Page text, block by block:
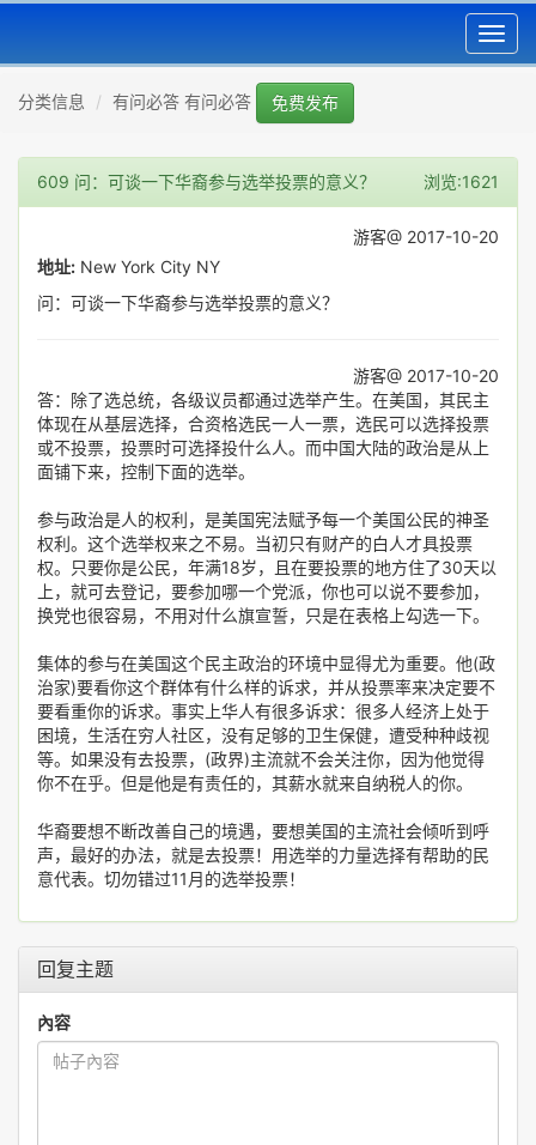
分类信息 有问必答 有问必答 免费发布
609 问：可谈一下华裔参与选举投票的意义？ 浏览:1621
游客@ 2017-10-20
地址: New York City NY
问：可谈一下华裔参与选举投票的意义？
游客@ 2017-10-20
答：除了选总统，各级议员都通过选举产生。在美国，其民主
体现在从基层选择，合资格选民一人一票，选民可以选择投票
或不投票，投票时可选择投什么人。而中国大陆的政治是从上
面铺下来，控制下面的选举。
参与政治是人的权利，是美国宪法赋予每一个美国公民的神圣
权利。这个选举权来之不易。当初只有财产的白人才具投票
权。只要你是公民，年满18岁，且在要投票的地方住了30天以
上，就可去登记，要参加哪一个党派，你也可以说不要参加，
换党也很容易，不用对什么旗宣誓，只是在表格上勾选一下。
集体的参与在美国这个民主政治的环境中显得尤为重要。他(政
治家)要看你这个群体有什么样的诉求，并从投票率来决定要不
要看重你的诉求。事实上华人有很多诉求：很多人经济上处于
困境，生活在穷人社区，没有足够的卫生保健，遭受种种歧视
等。如果没有去投票，(政界)主流就不会关注你，因为他觉得
你不在乎。但是他是有责任的，其薪水就来自纳税人的你。
华裔要想不断改善自己的境遇，要想美国的主流社会倾听到呼
声，最好的办法，就是去投票！用选举的力量选择有帮助的民
意代表。切勿错过11月的选举投票！
回复主题
內容